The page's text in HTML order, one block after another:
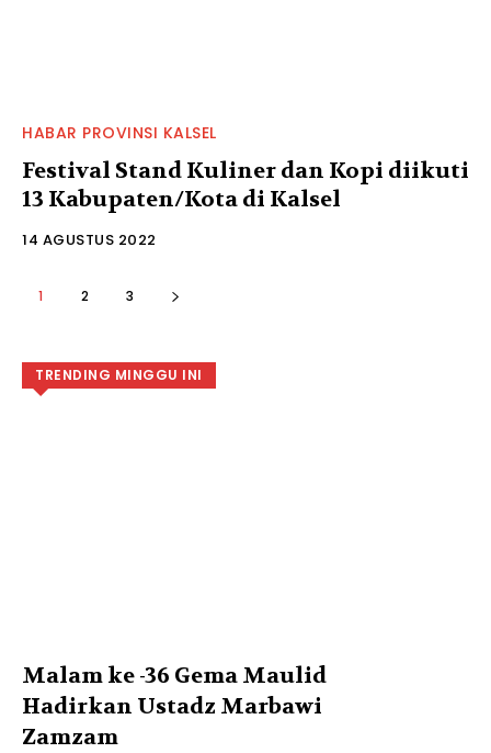
HABAR PROVINSI KALSEL
Festival Stand Kuliner dan Kopi diikuti
13 Kabupaten/Kota di Kalsel
14 AGUSTUS 2022
1 2 3
TRENDING MINGGU INI
Malam ke -36 Gema Maulid
Hadirkan Ustadz Marbawi
Zamzam